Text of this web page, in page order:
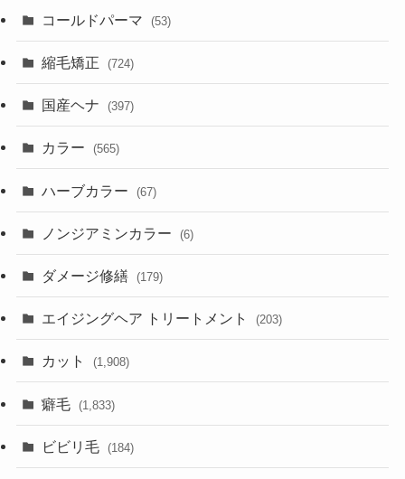
コールドパーマ (53)
縮毛矯正 (724)
国産ヘナ (397)
カラー (565)
ハーブカラー (67)
ノンジアミンカラー (6)
ダメージ修繕 (179)
エイジングヘア トリートメント (203)
カット (1,908)
癖毛 (1,833)
ビビリ毛 (184)